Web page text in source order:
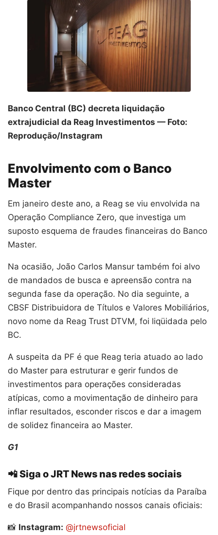
Banco Central (BC) decreta liquidação
extrajudicial da Reag Investimentos — Foto:
Reprodução/Instagram
Envolvimento com o Banco
Master
Em janeiro deste ano, a Reag se viu envolvida na
Operação Compliance Zero, que investiga um
suposto esquema de fraudes financeiras do Banco
Master.
Na ocasião, João Carlos Mansur também foi alvo
de mandados de busca e apreensão contra na
segunda fase da operação. No dia seguinte, a
CBSF Distribuidora de Títulos e Valores Mobiliários,
novo nome da Reag Trust DTVM, foi liqüidada pelo
BC.
A suspeita da PF é que Reag teria atuado ao lado
do Master para estruturar e gerir fundos de
investimentos para operações consideradas
atípicas, como a movimentação de dinheiro para
inflar resultados, esconder riscos e dar a imagem
de solidez financeira ao Master.
G1
📲 Siga o JRT News nas redes sociais
Fique por dentro das principais notícias da Paraíba
e do Brasil acompanhando nossos canais oficiais:
📸 Instagram: @jrtnewsoficial